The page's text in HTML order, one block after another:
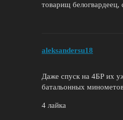
товарищ белогвардеец,
aleksandersu18
Даже спуск на 4БР их
батальонных
4 лайка